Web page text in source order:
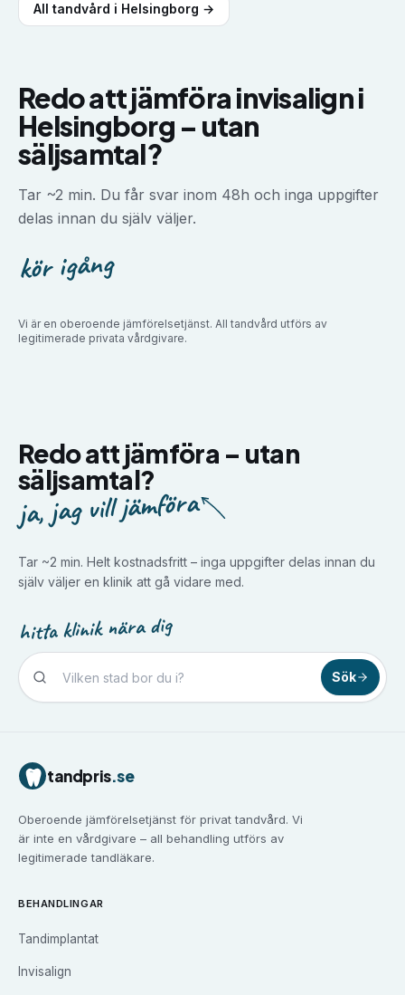
All tandvård i Helsingborg →
Redo att jämförainvisaligni
Helsingborg – utan
säljsamtal?
Tar ~2 min. Du får svar inom 48h och inga uppgifter
delas innan du själv väljer.
kör igång
Vi är en oberoende jämförelsetjänst. All tandvård utförs av
legitimerade privata vårdgivare.
Redo att jämföra – utan
säljsamtal?
ja, jag vill jämföra
Tar ~2 min. Helt kostnadsfritt – inga uppgifter delas innan du
själv väljer en klinik att gå vidare med.
hitta klinik nära dig
Sök
Tandvård i
Tandvård iFalun
Tandvård i Göteborg
Tandvård iHalmstad
Tandvård iHelsingborg
Tandvård iJärfälla
Tandvård i
tandpris.se
Oberoende jämförelsetjänst för privat tandvård. Vi
är inte en vårdgivare – all behandling utförs av
legitimerade tandläkare.
BEHANDLINGAR
Tandimplantat
Invisalign